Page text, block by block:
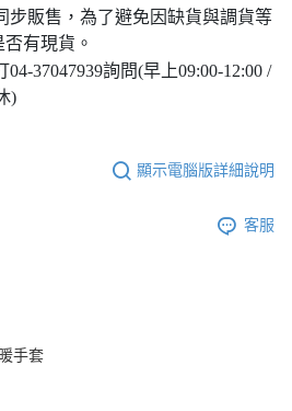
販售，為了避免因缺貨與調貨等
有現貨。
37047939詢問(早上09:00-12:00 /
)
顯示電腦版詳細說明
客服
手套